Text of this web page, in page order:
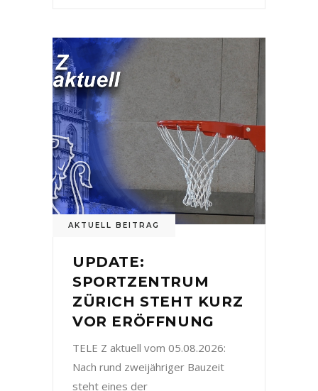
AKTUELL BEITRAG
UPDATE:
SPORTZENTRUM
ZÜRICH STEHT KURZ
VOR ERÖFFNUNG
TELE Z aktuell vom 05.08.2026:
Nach rund zweijähriger Bauzeit
steht eines der